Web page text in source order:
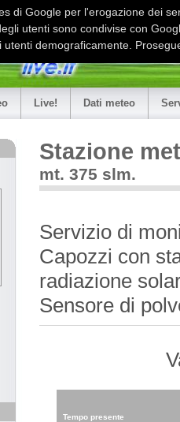
Live! Dati meteo
Stazione
mt. 375 slm.
Servizio di
Capozzi con
radiazione
Sensore di
Tempo presente
di Google per l'erogazione dei
utenti sono condivise con
utenti demograficamente.